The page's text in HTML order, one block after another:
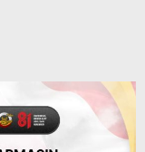
Tebing,
Sirkuit se-